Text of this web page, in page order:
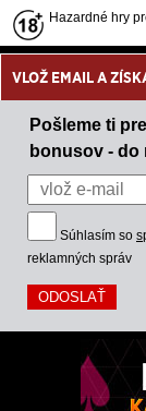
Hazardné hry
VLOŽ EMAIL A
Pošleme ti
bonusov - do
Súhlasím so
reklamných správ